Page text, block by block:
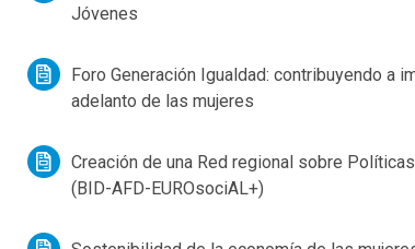
Jóvenes
Foro Generación Igualdad: contribuyendo a
adelanto de las mujeres
Creación de una Red regional sobre
(BID-AFD-EUROsociAL+)